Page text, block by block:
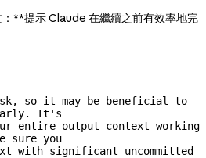
**提示 Claude 在繼續之前有效率地完
so it may be beneficial to
It's
entire output context working
sure you
with significant uncommitted